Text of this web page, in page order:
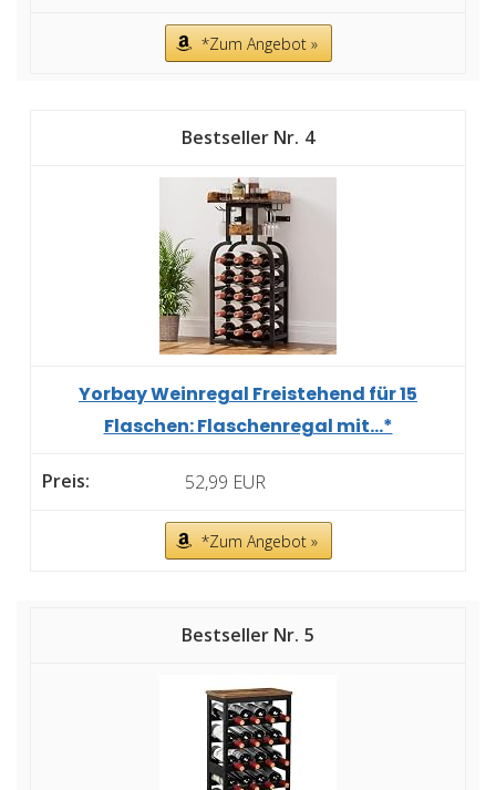
*Zum Angebot »
4
Yorbay Weinregal Freistehend für 15
Flaschen: Flaschenregal mit...*
52,99 EUR
*Zum Angebot »
5